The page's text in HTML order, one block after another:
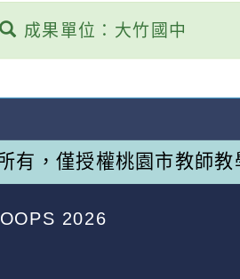
成果單位：大竹國中
有，僅授權桃園市教師教
2026